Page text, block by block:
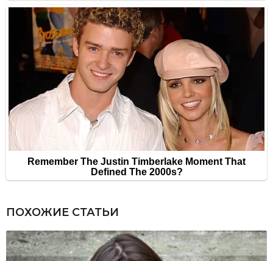
ПОХОЖИЕ СТАТЬИ